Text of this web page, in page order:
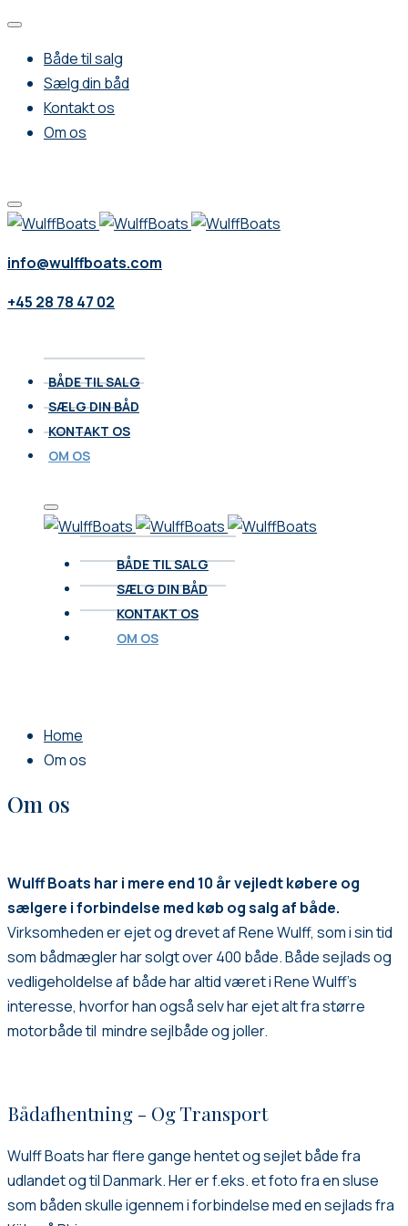
Både til salg
Sælg din båd
Kontakt os
Om os
info@wulffboats.com
+45 28 78 47 02
BÅDE TIL SALG
SÆLG DIN BÅD
KONTAKT OS
OM OS
BÅDE TIL SALG
SÆLG DIN BÅD
KONTAKT OS
OM OS
Home
Om os
Om os
Wulff Boats har i mere end 10 år vejledt købere og
sælgere i forbindelse med køb og salg af både.
Virksomheden er ejet og drevet af Rene Wulff, som i sin tid
som bådmægler har solgt over 400 både. Både sejlads og
vedligeholdelse af både har altid været i Rene Wulff’s
interesse, hvorfor han også selv har ejet alt fra større
motorbåde til mindre sejlbåde og joller.
Bådafhentning - Og Transport
Wulff Boats har flere gange hentet og sejlet både fra
udlandet og til Danmark. Her er f.eks. et foto fra en sluse
som båden skulle igennem i forbindelse med en sejlads fra